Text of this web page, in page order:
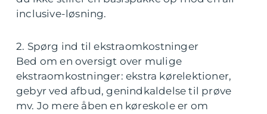
inclusive-løsning.
2. Spørg ind til ekstraomkostninger
Bed om en oversigt over mulige
ekstraomkostninger: ekstra kørelektioner,
gebyr ved afbud, genindkaldelse til prøve
mv. Jo mere åben en køreskole er om